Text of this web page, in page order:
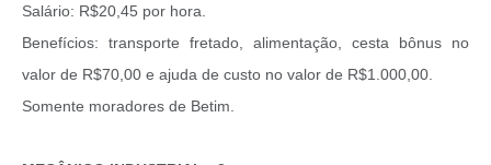
Salário: R$20,45 por hora.
Benefícios: transporte fretado, alimentação, cesta bônus no
valor de R$70,00 e ajuda de custo no valor de R$1.000,00.
Somente moradores de Betim.